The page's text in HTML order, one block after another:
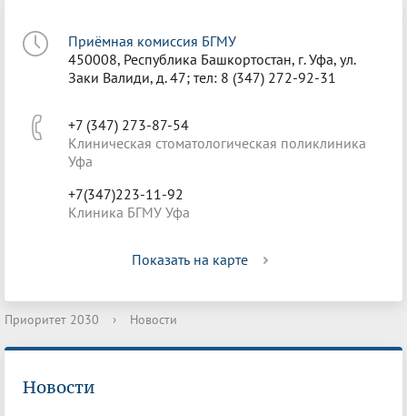
Приёмная комиссия БГМУ
450008, Республика Башкортостан, г. Уфа, ул.
Заки Валиди, д. 47; тел: 8 (347) 272-92-31
+7 (347) 273-87-54
Клиническая стоматологическая поликлиника
Уфа
+7(347)223-11-92
Клиника БГМУ Уфа
Показать на карте
Приоритет 2030 › Новости
Новости